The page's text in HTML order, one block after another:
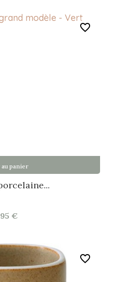
€
panier
favorite_border
favorite_border